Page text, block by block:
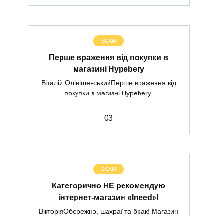
SCAM
Перше враження від покупки в
магазині Hypebery
Віталій ОлінішевськийПерше враження від
покупки в магизні Hypebery.
03
SCAM
Категорично НЕ рекомендую
інтернет-магазин «Ineed»!
ВікторіяОбережно, шахраї та брак! Магазин